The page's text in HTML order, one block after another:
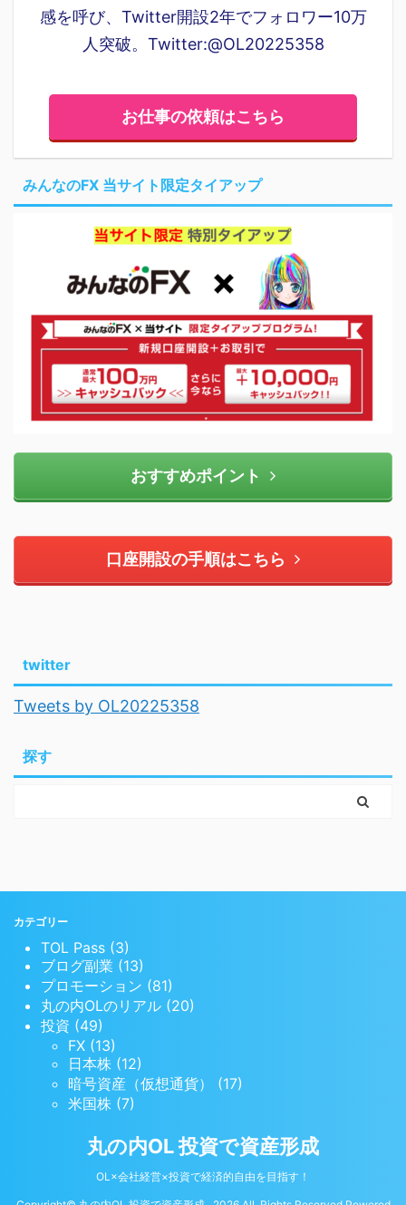
感を呼び、Twitter開設2年でフォロワー10万
人突破。Twitter:@OL20225358
お仕事の依頼はこちら
みんなのFX 当サイト限定タイアップ
おすすめポイント
口座開設の手順はこちら
twitter
Tweets by OL20225358
探す
カテゴリー
TOL Pass (3)
ブログ副業 (13)
プロモーション (81)
丸の内OLのリアル (20)
投資 (49)
FX (13)
日本株 (12)
暗号資産（仮想通貨） (17)
米国株 (7)
丸の内OL 投資で資産形成
OL×会社経営×投資で経済的自由を目指す！